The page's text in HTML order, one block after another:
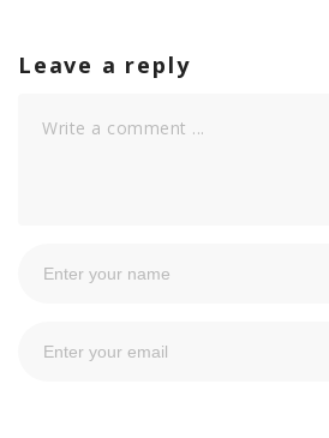
Leave a reply